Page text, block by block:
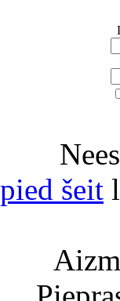
šeit